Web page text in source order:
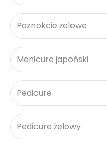
Paznokcie żelowe
Manicure japoński
Pedicure
Pedicure żelowy